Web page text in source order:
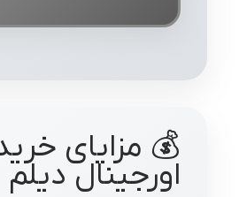
💰 مزایای
اورجینال دیلم